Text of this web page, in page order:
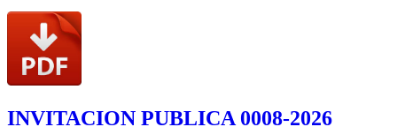
INVITACION PUBLICA 0008-2026